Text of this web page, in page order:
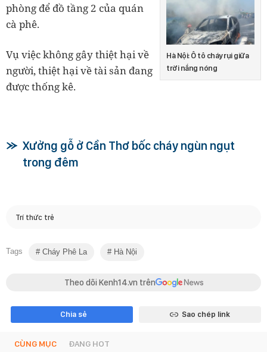
Hà Nội: Ô tô cháy rụi giữa
trời nắng nóng
phòng để đồ tầng 2 của quán
cà phê.
Vụ việc không gây thiệt hại về
người, thiệt hại về tài sản đang
được thống kê.
Xưởng gỗ ở Cần Thơ bốc cháy ngùn ngụt
trong đêm
Trí thức trẻ
Tags Cháy Phê La Hà Nội
Theo dõi Kenh14.vn trên
Chia sẻ Sao chép link
CÙNG MỤC ĐANG HOT